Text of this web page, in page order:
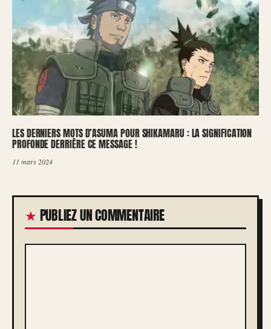
LES DERNIERS MOTS D’ASUMA POUR SHIKAMARU : LA SIGNIFICATION
PROFONDE DERRIÈRE CE MESSAGE !
11 mars 2024
PUBLIEZ UN COMMENTAIRE